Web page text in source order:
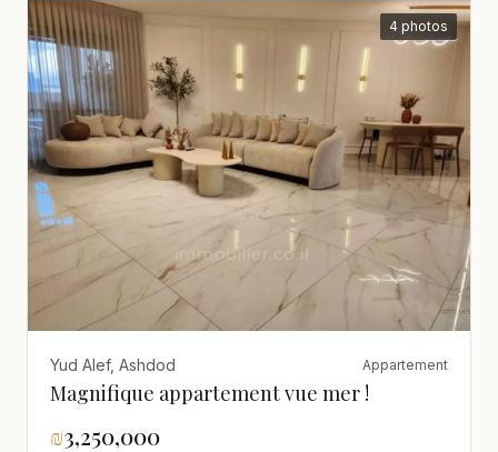
4 photos
Yud Alef, Ashdod Appartement
Magnifique appartement vue mer !
₪3,250,000